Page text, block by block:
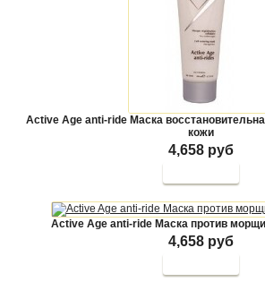
Active Age anti-ride Маска
кожи
4,658 руб
Active Age anti-ride Маска против
4,658 руб